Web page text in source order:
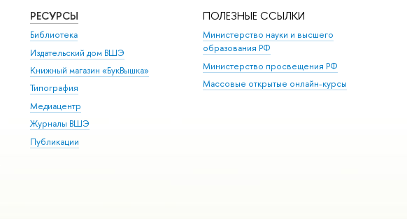
РЕСУРСЫ
Библиотека
Издательский дом ВШЭ
Книжный магазин «БукВышка»
Типография
Медиацентр
Журналы ВШЭ
Публикации
ПОЛЕЗНЫЕ ССЫЛКИ
Министерство науки и высшего
образования РФ
Министерство просвещения РФ
Массовые открытые онлайн-курсы